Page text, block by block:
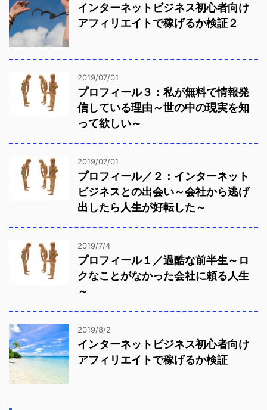
インターネットビジネス初心者向け
アフィリエイトで稼げるか検証２
2019/07/01
プロフィール３：私が無料で情報発
信している理由～世の中の現実を知
って欲しい～
2019/07/01
プロフィール／２：インターネット
ビジネスとの出会い～会社から逃げ
出したら人生が好転した～
2019/7/4
プロフィール１／過酷な前半生～ロ
クなことがなかった会社に頼る人生
～
2019/8/2
インターネットビジネス初心者向け
アフィリエイトで稼げるか検証